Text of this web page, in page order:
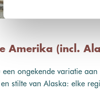
Amerika (incl.
een ongekende variatie
stilte van Alaska: elke